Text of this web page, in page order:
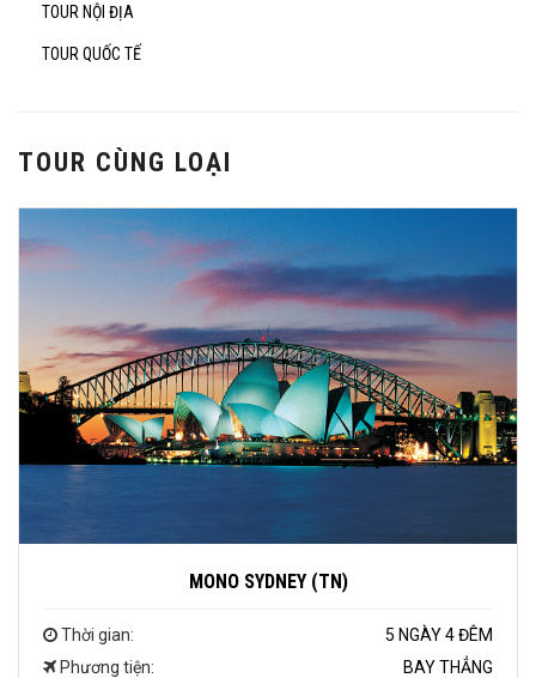
TOUR NỘI ĐỊA
TOUR QUỐC TẾ
TOUR CÙNG LOẠI
MONO SYDNEY (TN)
Thời gian:
5 NGÀY 4 ĐÊM
Phương tiện:
BAY THẲNG